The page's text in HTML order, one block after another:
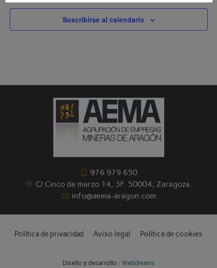
Suscribirse al calendario
976 979 650
C/ Cinco de marzo 14, 3F. 50004, Zaragoza.
info@aema-aragon.com
Política de privacidad Aviso legal Política de cookies
Diseño y desarrollo : Webdreams